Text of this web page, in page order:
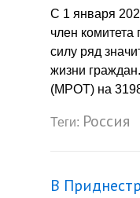
С 1 января
член
силу ряд
жизни
(МРОТ) на 3198
Теги: Россия
В